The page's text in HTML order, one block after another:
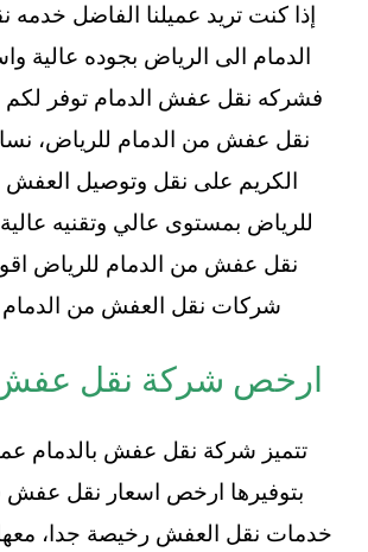
إذا كنت تريد عميلنا الفاضل
الدمام الى الرياض بجوده عالية
فشركه نقل عفش الدمام توفر لكم
نقل عفش من الدمام للرياض،
الكريم على نقل وتوصيل العفش
للرياض بمستوى عالي وتقنيه
نقل عفش من الدمام للرياض
شركات نقل العفش من الدمام
ارخص شركة نقل عفش
تتميز شركة نقل عفش بالدمام
بتوفيرها ارخص اسعار نقل عفش
خدمات نقل العفش رخيصة جدا،